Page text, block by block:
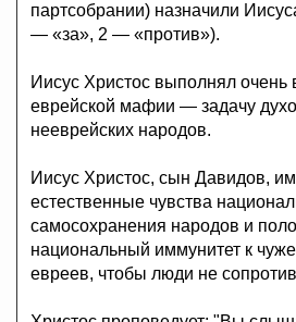
партсобрании) назначили
— «за», 2 — «против»).
Иисус Христос выполнял очень
еврейской мафии — задачу
нееврейских народов.
Иисус Христос, сын Давидов,
естественные чувства
самосохранения народов и
национальный иммунитет к
евреев, чтобы люди не